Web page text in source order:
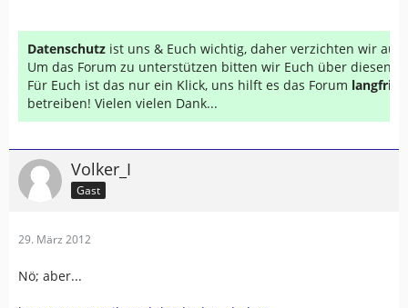
Datenschutz ist uns & Euch wichtig, daher verzichten wir auf
Um das Forum zu unterstützen bitten wir Euch über diesen
Für Euch ist das nur ein Klick, uns hilft es das Forum
betreiben! Vielen vielen Dank...
Volker_I
Gast
29. März 2012
Nö; aber...